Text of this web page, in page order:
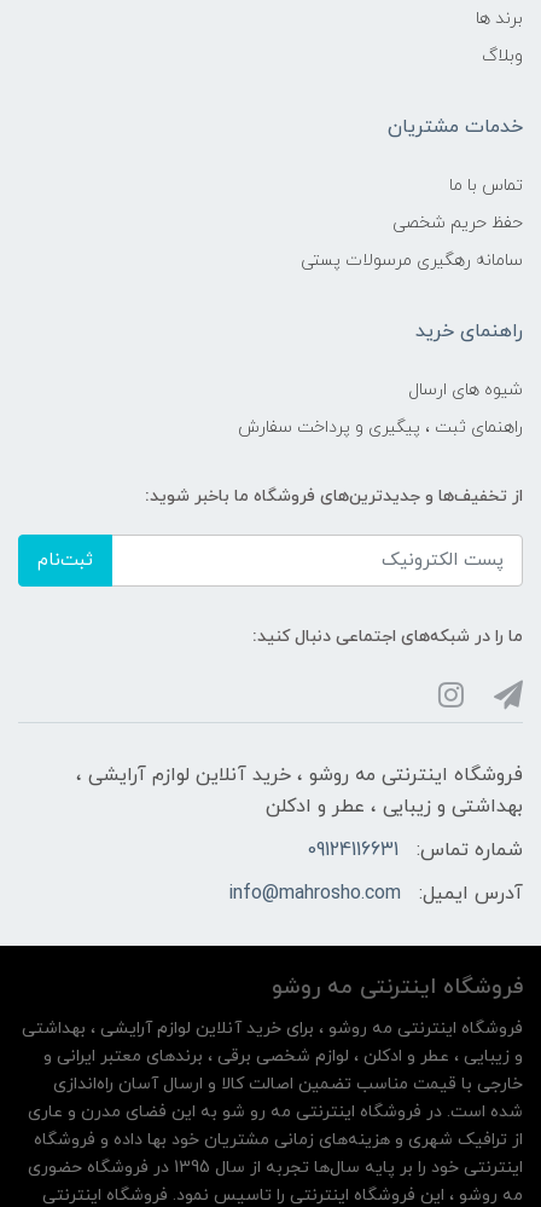
برند ها
وبلاگ
خدمات مشتریان
تماس با ما
حفظ حریم شخصی
سامانه رهگیری مرسولات پستی
راهنمای خرید
شیوه های ارسال
راهنمای ثبت ، پیگیری و پرداخت سفارش
از تخفیف‌ها و جدیدترین‌های فروشگاه ما باخبر شوید:
ثبت‌نام
ما را در شبکه‌های اجتماعی دنبال کنید:
فروشگاه اینترنتی مه‌ رو‌شو ، خرید آنلاین لوازم آرایشی ،
بهداشتی و زیبایی ، عطر و ادکلن
شماره تماس:
09124116631
آدرس ایمیل:
info@mahrosho.com
فروشگاه اینترنتی مه‌ رو‌شو
فروشگاه اینترنتی مه‌ رو‌شو ، برای خرید آنلاین لوازم آرایشی ، بهداشتی
و زیبایی ، عطر و ادکلن ، لوازم شخصی برقی ، برندهای معتبر ایرانی و
خارجی با قیمت مناسب تضمین اصالت کالا و ارسال آسان راه‌اندازی
شده است. در فروشگاه اینترنتی مه رو شو به این فضای مدرن و عاری
از ترافیک شهری و هزینه‌های زمانی مشتریان خود بها داده و فروشگاه
اینترنتی خود را بر پایه سال‌ها تجربه از سال 1395 در فروشگاه حضوری
مه روشو ، این فروشگاه اینترنتی را تاسیس نمود. فروشگاه اینترنتی